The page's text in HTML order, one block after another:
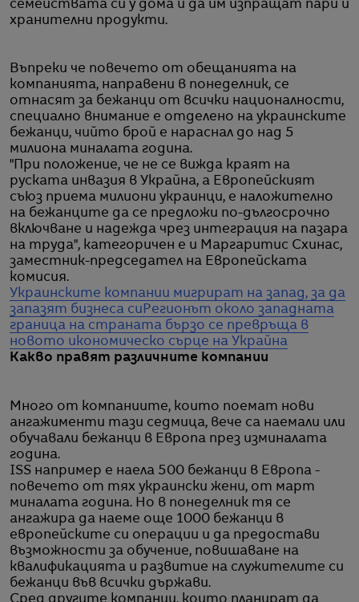
семействата си у дома и да им изпращат пари и
хранителни продукти.
Въпреки че повечето от обещанията на
компанията, направени в понеделник, се
отнасят за бежанци от всички националности,
специално внимание е отделено на украинските
бежанци, чийто брой е нараснал до над 5
милиона миналата година.
"При положение, че не се вижда краят на
руската инвазия в Украйна, а Европейският
съюз приема милиони украинци, е наложително
на бежанците да се предложи по-дългосрочно
включване и надежда чрез интеграция на пазара
на труда", категоричен е и Маргаритис Схинас,
заместник-председател на Европейската
комисия.
Украинските компании мигрират на запад, за да
запазят бизнеса си Регионът около западната
граница на страната бързо се превръща в
новото икономическо сърце на Украйна
Какво правят различните компании
Много от компаниите, които поемат нови
ангажименти тази седмица, вече са наемали или
обучавали бежанци в Европа през изминалата
година.
ISS например е наела 500 бежанци в Европа -
повечето от тях украински жени, от март
миналата година. Но в понеделник тя се
ангажира да наеме още 1000 бежанци в
европейските си операции и да предостави
възможности за обучение, повишаване на
квалификацията и развитие на служителите си
бежанци във всички държави.